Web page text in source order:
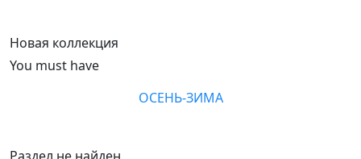
Новая коллекция
You must have
ОСЕНЬ-ЗИМА